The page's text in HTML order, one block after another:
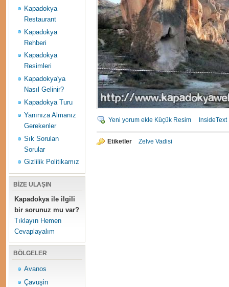
Kapadokya
Restaurant
Kapadokya
Rehberi
Kapadokya
Resimleri
Kapadokya'ya
Nasıl Gelinir?
Kapadokya Turu
Yanınıza Almanız
Gerekenler
Sık Sorulan
Sorular
Gizlilik Politikamız
BİZE ULAŞIN
Kapadokya ile ilgili
bir sorunuz mu var?
Tıklayın Hemen
Cevaplayalım
BÖLGELER
Avanos
Çavuşin
Yeni yorum ekle Küçük Resim InsideText
Etiketler Zelve Vadisi